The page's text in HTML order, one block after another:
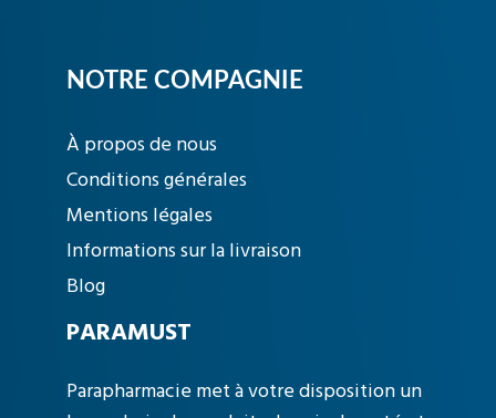
NOTRE COMPAGNIE
À propos de nous
Conditions générales
Mentions légales
Informations sur la livraison
Blog
PARAMUST
Parapharmacie met à votre disposition un